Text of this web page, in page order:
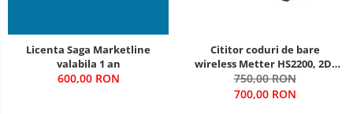
Licenta Saga Marketline
valabila 1 an
600,00 RON
Cititor coduri de bare
wireless Metter HS2200, 2D,
USB, Bluetooth, negru
750,00 RON
700,00 RON